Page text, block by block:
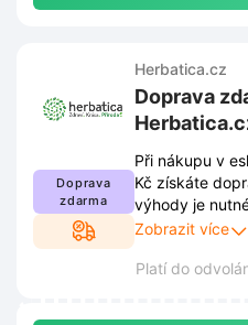
Doprava
zdarma
Herbatica.cz
Doprava
Při nákupu v
Kč získáte
výhody je
stanovené
mohou se
Zobrazit více
Platí do